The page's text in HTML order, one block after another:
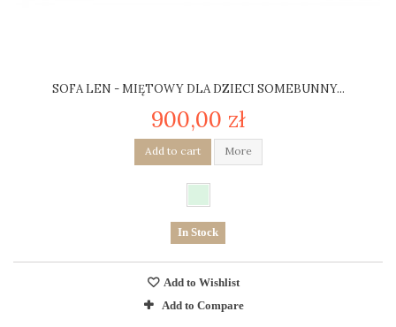
SOFA LEN - MIĘTOWY DLA DZIECI SOMEBUNNY...
900,00 zł
Add to cart More
In Stock
Add to Wishlist
Add to Compare